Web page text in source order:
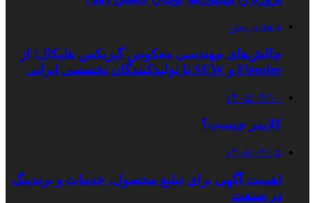
4 هفته پیش
چالش‌های مهندسی معکوس گیربکس هلیکال؛ از
Flender و SEW تا تولیدکنندگان تخصصی ایرانی
۱۴۰۵/۰۴/۱۰
کلایمر چیست؟
۱۴۰۵/۰۴/۰۵
اهمیت آگهی برای تبلیغ محصول، خدمات و برندینگ
در صنعت